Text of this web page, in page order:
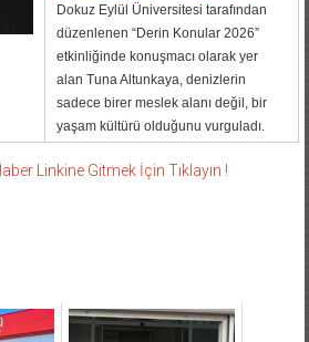
Dokuz Eylül Üniversitesi tarafından
düzenlenen “Derin Konular 2026”
etkinliğinde konuşmacı olarak yer
alan Tuna Altunkaya, denizlerin
sadece birer meslek alanı değil, bir
yaşam kültürü olduğunu vurguladı.
Linkine Gitmek İçin Tıklayın !